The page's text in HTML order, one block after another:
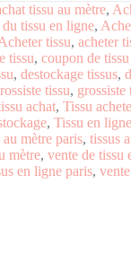
tissu au mètre,
tissu en ligne,
tissu, acheter
tissu, coupon de
, destockage tissus,
tissu, grossiste
achat, Tissu
, Tissu en ligne
au mètre paris, tissus
mètre, vente de tissu
en ligne paris,